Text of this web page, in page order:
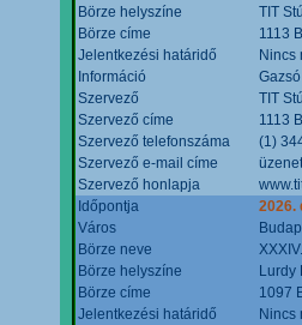
Börze helyszíne
TIT
Börze címe
1113
Jelentkezési határidő
Nincs
Információ
Szervező
TIT
Szervező címe
1113
Szervező telefonszáma
(1)
Szervező e-mail címe
Szervező honlapja
Időpontja
2026.
Város
Börze neve
Börze helyszíne
Lurdy
Börze címe
1097
Jelentkezési határidő
Nincs